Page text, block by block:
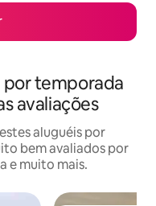
por temporada
avaliações
aluguéis por
bem avaliados por
e muito mais.